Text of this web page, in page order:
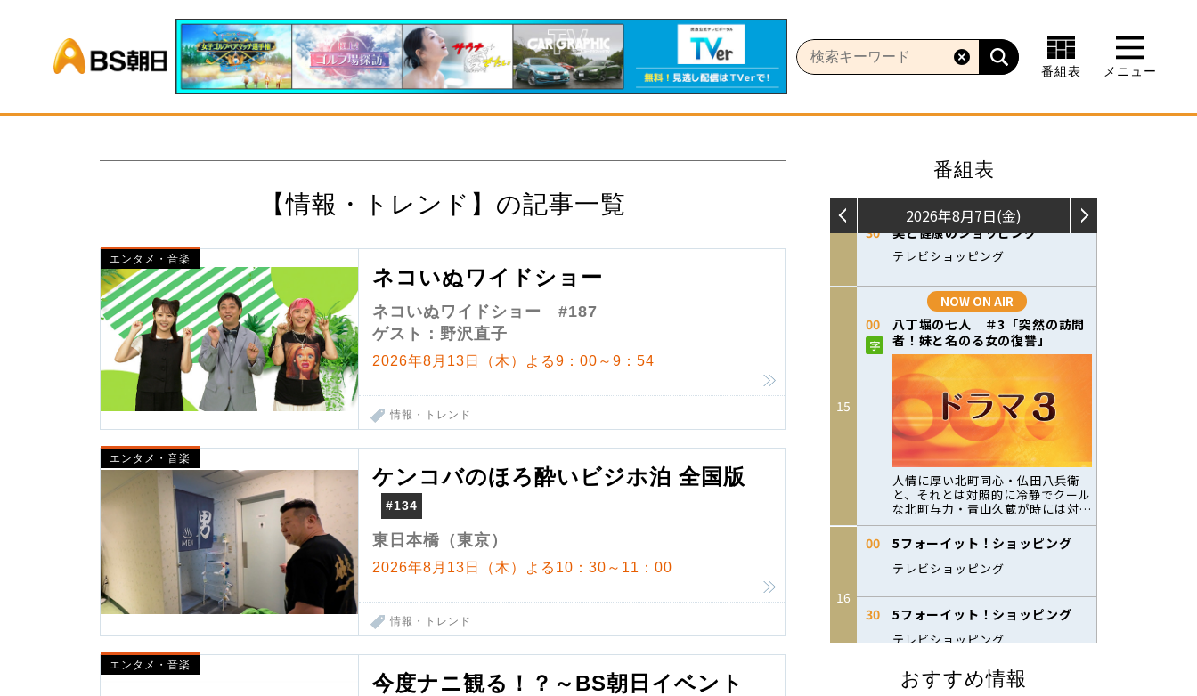
BS朝日
番組表 メニュー
【情報・トレンド】の記事一覧
エンタメ・音楽
ネコいぬワイドショー
ネコいぬワイドショー #187
ゲスト：野沢直子
2026年8月13日（木）よる9：00～9：54
情報・トレンド
エンタメ・音楽
ケンコバのほろ酔いビジホ泊 全国版
#134
東日本橋（東京）
2026年8月13日（木）よる10：30～11：00
情報・トレンド
エンタメ・音楽
今度ナニ観る！？～BS朝日イベント
番組表
おすすめ情報